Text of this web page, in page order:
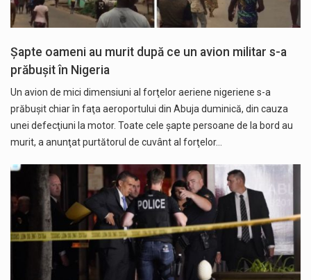
Șapte oameni au murit după ce un avion militar s-a
prăbușit în Nigeria
Un avion de mici dimensiuni al forţelor aeriene nigeriene s-a
prăbuşit chiar în faţa aeroportului din Abuja duminică, din cauza
unei defecţiuni la motor. Toate cele şapte persoane de la bord au
murit, a anunţat purtătorul de cuvânt al forţelor…